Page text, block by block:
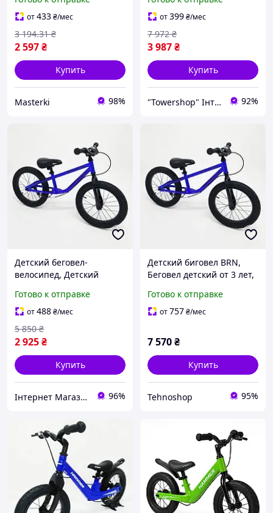
ручным тормозом
от433₴/мес
2 597₴
3 194.31 ₴
Купить
Masterki 98%
от399₴/мес
3 987₴
7 972 ₴
Купить
"Towershop" Інтернет-магазин 92%
Детский беговел-
велосипед, Детский
велосипед ребенку
Велобиг KG-66
Готово к отправке
от488₴/мес
2 925₴
5 850 ₴
Купить
Інтернет Магазин "Tano" 96%
Детский биговел BRN,
Беговел детский от 3 лет,
двухколесный Биговелы
MS-41
Готово к отправке
от757₴/мес
7 570₴
Купить
Tehnoshop 95%